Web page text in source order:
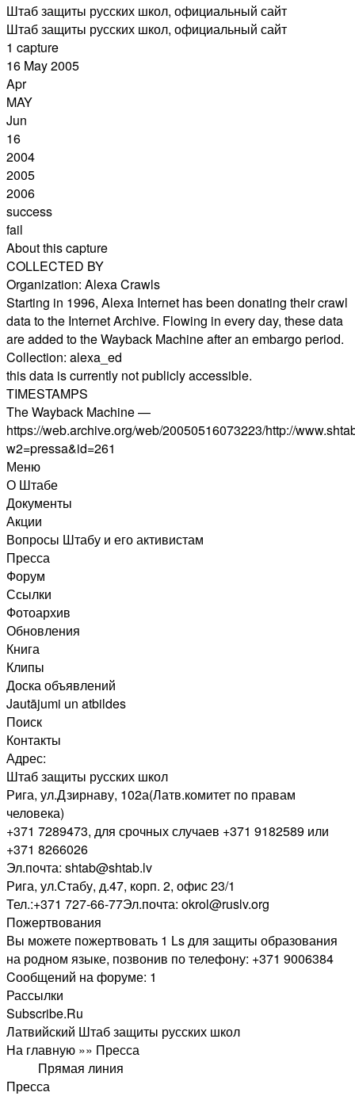
Штаб защиты русских школ, официальный сайт
Штаб защиты русских школ, официальный сайт
1 capture
16 May 2005
Apr
MAY
Jun
16
2004
2005
2006
success
fail
About this capture
COLLECTED BY
Organization: Alexa Crawls
Starting in 1996, Alexa Internet has been donating their crawl
data to the Internet Archive. Flowing in every day, these data
are added to the Wayback Machine after an embargo period.
Collection: alexa_ed
this data is currently not publicly accessible.
TIMESTAMPS
The Wayback Machine —
https://web.archive.org/web/20050516073223/http://
w2=pressa&id=261
Меню
О Штабе
Документы
Акции
Вопросы Штабу и его активистам
Пресса
Форум
Ссылки
Фотоархив
Обновления
Книга
Клипы
Доска объявлений
Jautājumi un atbildes
Поиск
Контакты
Адрес:
Штаб защиты русских школ
Рига, ул.Дзирнаву, 102а(Латв.комитет по правам
человека)
+371 7289473, для срочных случаев +371 9182589 или
+371 8266026
Эл.почта: shtab@shtab.lv
Рига, ул.Стабу, д.47, корп. 2, офис 23/1
Тел.:+371 727-66-77Эл.почта: okrol@ruslv.org
Пожертвования
Вы можете пожертвовать 1 Ls для защиты образования
на родном языке, позвонив по телефону: +371 9006384
Cообщений на форуме: 1
Рассылки
Subscribe.Ru
Латвийский Штаб защиты русских школ
На главную »» Пресса
Прямая линия
Пресса